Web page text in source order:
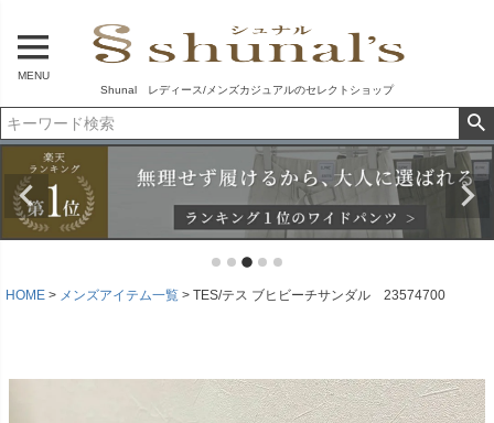
MENU
Shunal レディース/メンズカジュアルのセレクトショップ
HOME メンズアイテム一覧 TES/テス ブヒビーチサンダル 23574700